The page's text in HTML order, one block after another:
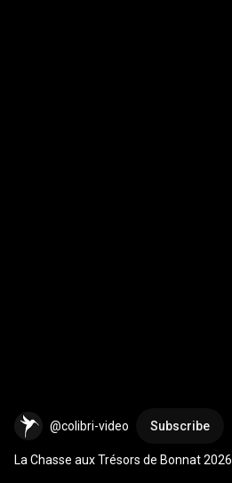
@colibri-video Subscribe
La Chasse aux Trésors de Bonnat 2026